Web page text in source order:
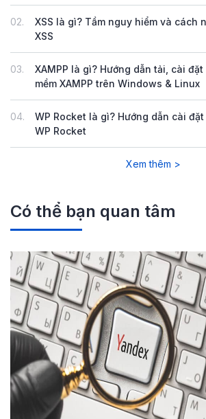
02.
XSS là gì? Tầm nguy hiểm và cách
XSS
03.
XAMPP là gì? Hướng dẫn tải, cài
mềm XAMPP trên Windows & Linux
04.
WP Rocket là gì? Hướng dẫn cài
WP Rocket
Xem thêm >
Có thể bạn quan tâm